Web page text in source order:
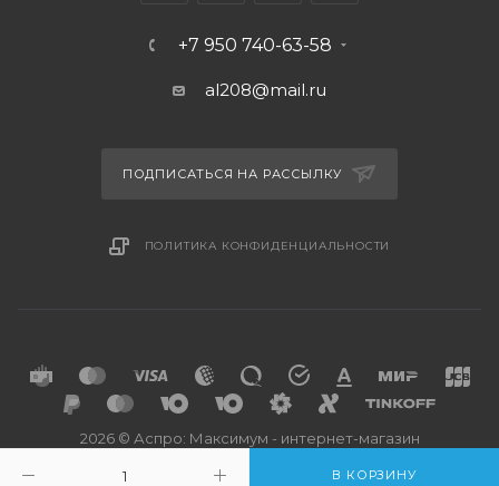
В КОРЗИНУ
+7 950 740-63-58
al208@mail.ru
ПОДПИСАТЬСЯ НА РАССЫЛКУ
ПОЛИТИКА КОНФИДЕНЦИАЛЬНОСТИ
2026 © Аспро: Максимум - интернет-магазин